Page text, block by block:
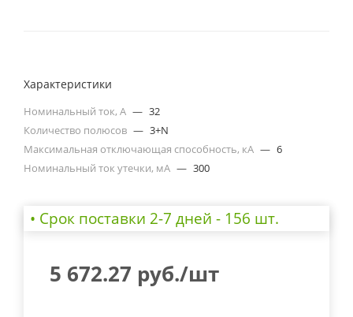
Характеристики
Номинальный ток, А — 32
Количество полюсов — 3+N
Максимальная отключающая способность, кА — 6
Номинальный ток утечки, мА — 300
• Cрок поставки 2-7 дней - 156 шт.
5 672.27 руб./шт